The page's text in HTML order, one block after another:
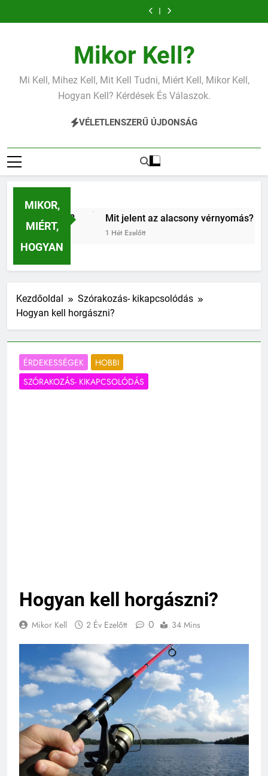
a
magas
alacsony vas?
Miért fáj a váll?
Mit jelent az
Mit jelent a
alacsony
vérnyomás?Mikor Kell?
Mi Kell, Mihez Kell, Mit Kell Tudni, Miért Kell, Mikor Kell,
Hogyan Kell? Kérdések És Válaszok.
VÉLETLENSZERŰ ÚJDONSÁG
MIKOR,
MIÉRT,
HOGYAN
Mit jelent az alacsony vérnyomás?
1 Hét Ezelőtt
Kezdőoldal
Szórakozás- kikapcsolódás
Hogyan kell horgászni?
ÉRDEKESSÉGEK
HOBBI
SZÓRAKOZÁS- KIKAPCSOLÓDÁS
Hogyan kell horgászni?
Mikor Kell 2 Év Ezelőtt 0 34 Mins